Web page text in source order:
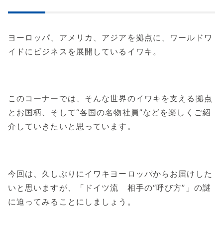
ヨーロッパ、アメリカ、アジアを拠点に、ワールドワ
イドにビジネスを展開しているイワキ。
このコーナーでは、そんな世界のイワキを支える拠点
とお国柄、そして“各国の名物社員”などを楽しくご紹
介していきたいと思っています。
今回は、久しぶりにイワキヨーロッパからお届けした
いと思いますが、「ドイツ流 相手の“呼び方”」の謎
に迫ってみることにしましょう。